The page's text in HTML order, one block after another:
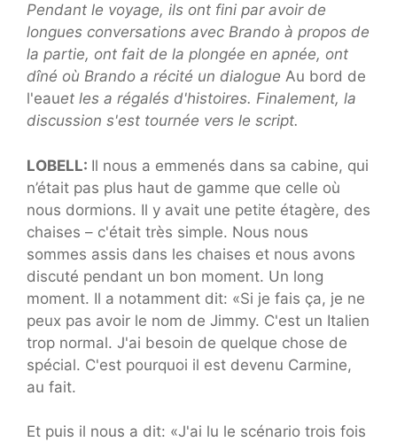
Pendant le voyage, ils ont fini par avoir de
longues conversations avec Brando à propos de
la partie, ont fait de la plongée en apnée, ont
dîné où Brando a récité un dialogue Au bord de
l'eauet les a régalés d'histoires. Finalement, la
discussion s'est tournée vers le script.
LOBELL: Il nous a emmenés dans sa cabine, qui
n’était pas plus haut de gamme que celle où
nous dormions. Il y avait une petite étagère, des
chaises – c'était très simple. Nous nous
sommes assis dans les chaises et nous avons
discuté pendant un bon moment. Un long
moment. Il a notamment dit: «Si je fais ça, je ne
peux pas avoir le nom de Jimmy. C'est un Italien
trop normal. J'ai besoin de quelque chose de
spécial. C'est pourquoi il est devenu Carmine,
au fait.
Et puis il nous a dit: «J'ai lu le scénario trois fois